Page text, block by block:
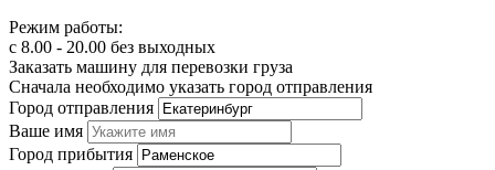
Режим работы:
с 8.00 - 20.00 без выходных
Заказать машину для перевозки груза
Сначала необходимо указать город отправления
Город отправления
Ваше имя
Город прибытия